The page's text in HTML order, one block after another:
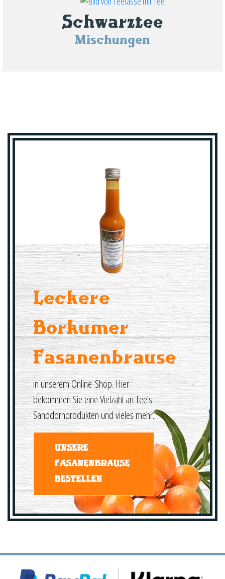
Schwarztee
Mischungen
Leckere
Borkumer
Fasanenbrause
in unserem Online-Shop. Hier
bekommen Sie eine Vielzahl an Tee's
Sanddornprodukten und vieles mehr.
UNSERE
FASANENBRAUSE
BESTELLEN